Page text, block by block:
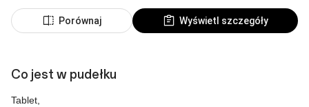
Porównaj Wyświetl szczegóły
Co jest w pudełku
Tablet,